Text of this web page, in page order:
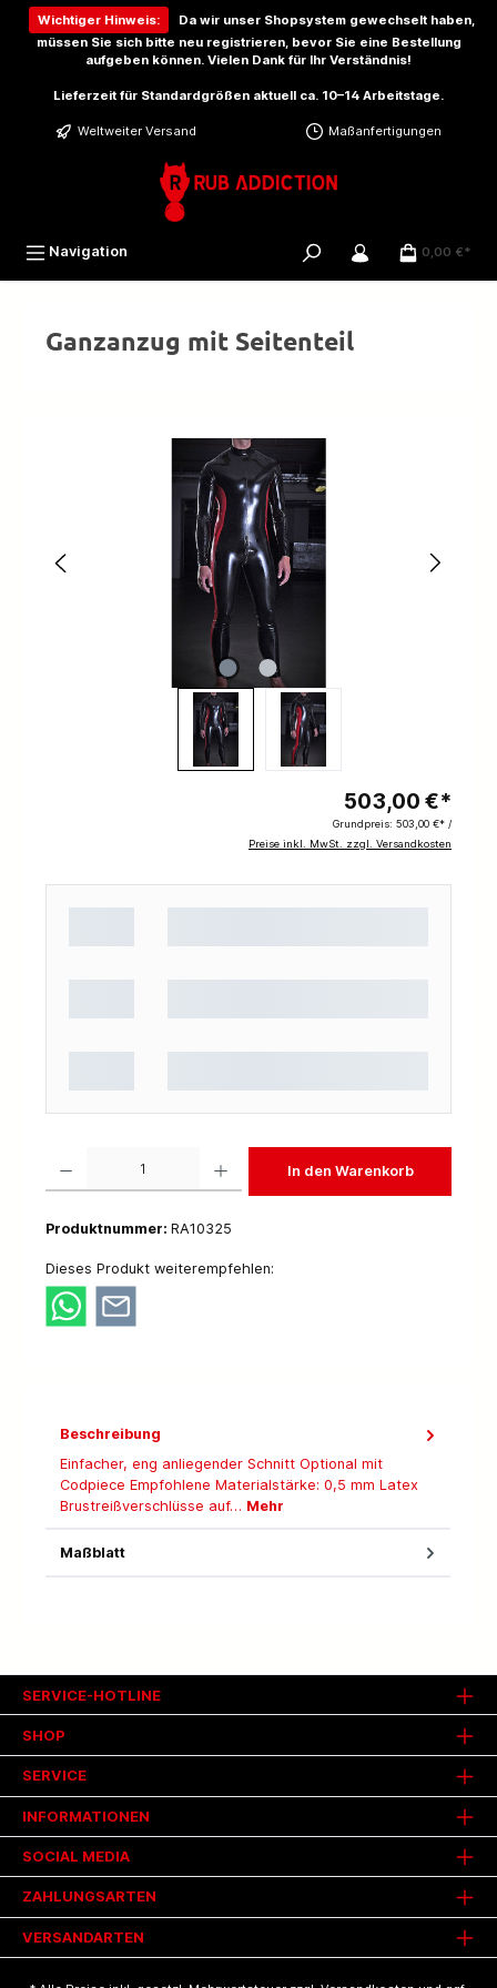
springen
Wichtiger Hinweis:
Da wir unser Shopsystem gewechselt haben,
müssen Sie sich bitte neu registrieren, bevor Sie eine Bestellung
aufgeben können. Vielen Dank für Ihr Verständnis!
Lieferzeit für Standardgrößen aktuell ca. 10–14 Arbeitstage.
Weltweiter Versand Maßanfertigungen
Navigation 0,00 €*
Ganzanzug mit Seitenteil
503,00 €*
Grundpreis: 503,00 €* /
Preise inkl. MwSt. zzgl. Versandkosten
In den Warenkorb
Produktnummer: RA10325
Dieses Produkt weiterempfehlen:
Beschreibung
Einfacher, eng anliegender Schnitt Optional mit
Codpiece Empfohlene Materialstärke: 0,5 mm Latex
Brustreißverschlüsse auf… Mehr
Maßblatt
SHOP
SERVICE
INFORMATIONEN
SERVICE-HOTLINE
SOCIAL MEDIA
ZAHLUNGSARTEN
VERSANDARTEN